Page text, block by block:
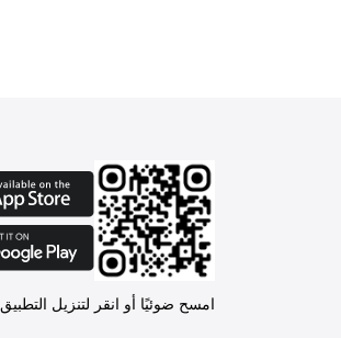
امسح ضوئيًا أو انقر لتنزيل التطبيق